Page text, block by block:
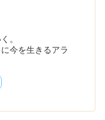
。
今を生きるアラ